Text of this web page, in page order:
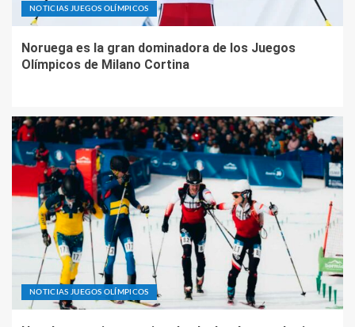
NOTICIAS JUEGOS OLÍMPICOS
Noruega es la gran dominadora de los Juegos
Olímpicos de Milano Cortina
NOTICIAS JUEGOS OLÍMPICOS